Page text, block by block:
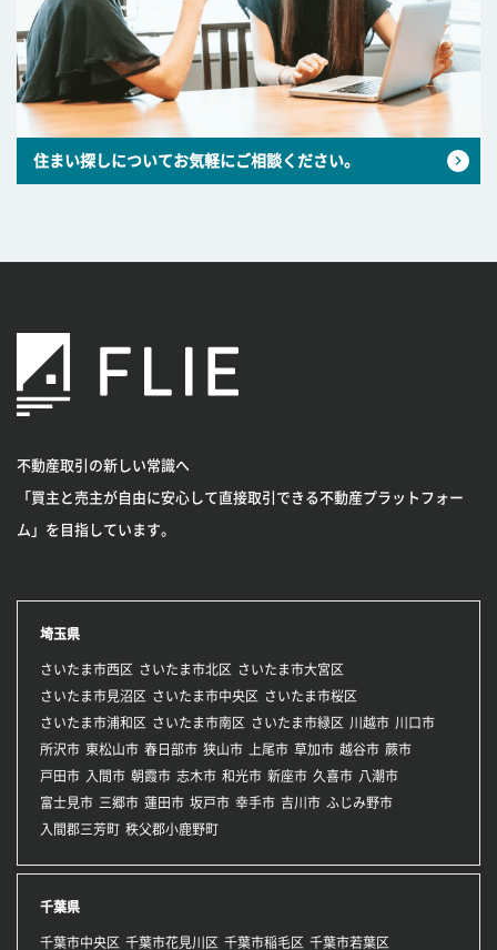
住まい探しについてお気軽にご相談ください。
不動産取引の新しい常識へ
「買主と売主が自由に安心して直接取引できる不動産プラットフォー
ム」を目指しています。
埼玉県
さいたま市西区 さいたま市北区
さいたま市大宮区
さいたま市見沼区
さいたま市中央区
さいたま市桜区
さいたま市浦和区
さいたま市南区 さいたま市緑区 川越市 川口市
所沢市 東松山市 春日部市 狭山市 上尾市 草加市 越谷市 蕨市
戸田市 入間市 朝霞市 志木市 和光市 新座市 久喜市 八潮市
富士見市 三郷市 蓮田市 坂戸市 幸手市 吉川市 ふじみ野市
入間郡三芳町 秩父郡小鹿野町
千葉県
千葉市中央区 千葉市花見川区 千葉市稲毛区 千葉市若葉区